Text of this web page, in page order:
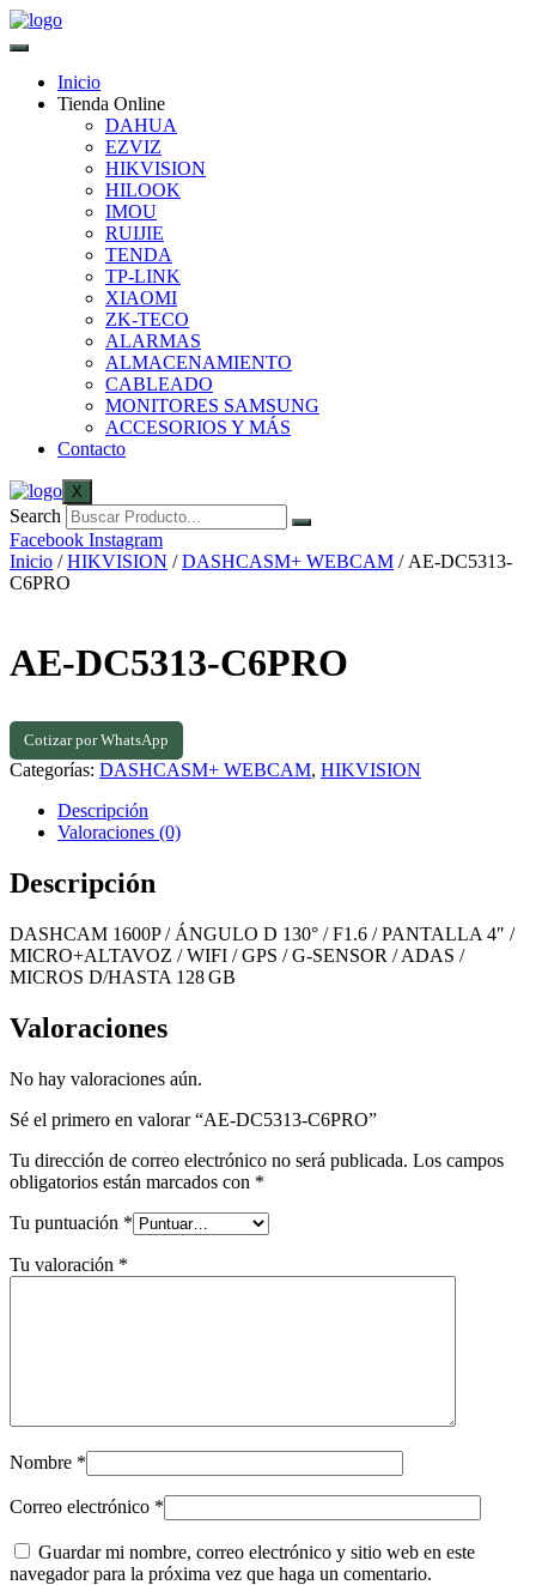
Inicio
Tienda Online
DAHUA
EZVIZ
HIKVISION
HILOOK
IMOU
RUIJIE
TENDA
TP-LINK
XIAOMI
ZK-TECO
ALARMAS
ALMACENAMIENTO
CABLEADO
MONITORES SAMSUNG
ACCESORIOS Y MÁS
Contacto
X
Search
Facebook Instagram
Inicio /HIKVISION /DASHCASM+ WEBCAM / AE-DC5313-
C6PRO
AE-DC5313-C6PRO
Cotizar por WhatsApp
Categorías: DASHCASM+ WEBCAM, HIKVISION
Descripción
Valoraciones (0)
Descripción
DASHCAM 1600P / ÁNGULO D 130° / F1.6 / PANTALLA 4″ /
MICRO+ALTAVOZ / WIFI / GPS / G‑SENSOR / ADAS /
MICROS D/HASTA 128 GB
Valoraciones
No hay valoraciones aún.
Sé el primero en valorar “AE-DC5313-C6PRO”
Tu dirección de correo electrónico no será publicada. Los campos
obligatorios están marcados con *
Tu puntuación *
Tu valoración *
Nombre *
Correo electrónico *
Guardar mi nombre, correo electrónico y sitio web en este
navegador para la próxima vez que haga un comentario.